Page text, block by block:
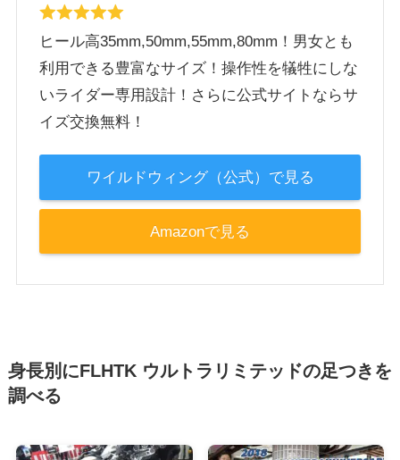
ヒール高35mm,50mm,55mm,80mm！男女とも
利用できる豊富なサイズ！操作性を犠牲にしな
いライダー専用設計！さらに公式サイトならサ
イズ交換無料！
ワイルドウィング（公式）で見る
Amazonで見る
身長別にFLHTK ウルトラリミテッドの足つきを
調べる